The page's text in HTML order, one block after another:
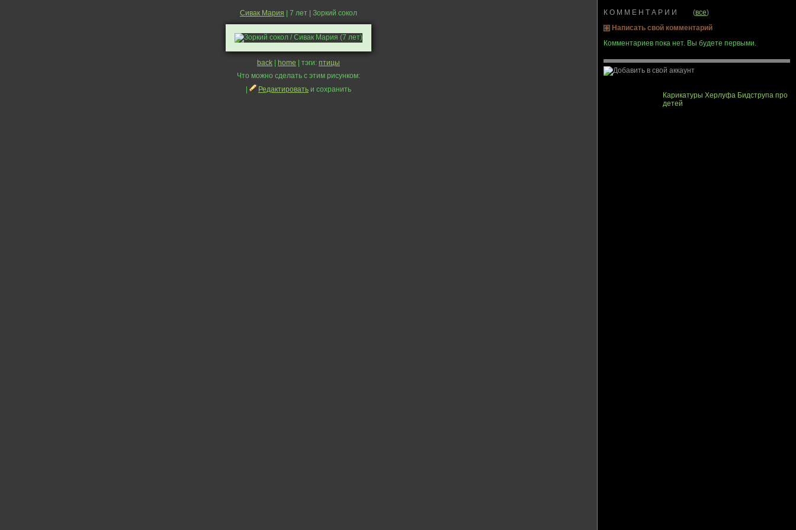
Сивак Мария | 7 лет | Зоркий сокол
back home | тэги: птицы
Что можно сделать с этим рисунком:
Редактировать и сохранить
К О М М Е Н Т А Р И И (все)
Написать свой комментарий
Комментариев пока нет. Вы будете первыми.
Карикатуры Херлуфа Бидструпа про
детей